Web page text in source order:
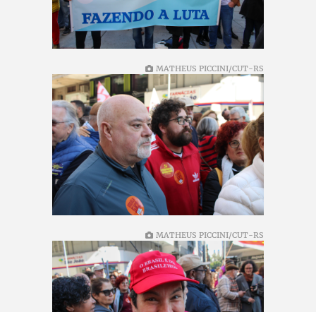
MATHEUS PICCINI/CUT-RS
MATHEUS PICCINI/CUT-RS